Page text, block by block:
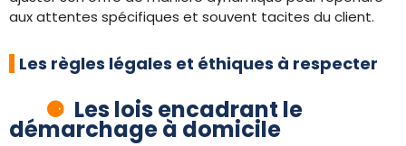
aux attentes spécifiques et souvent tacites du client.
Les règles légales et éthiques à respecter
Les lois encadrant le
démarchage à domicile